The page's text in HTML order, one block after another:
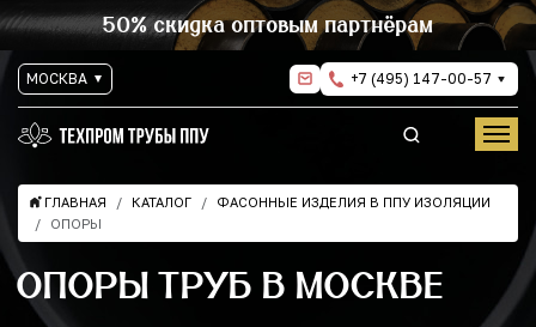
50% скидка оптовым партнёрам
МОСКВА +7 (495) 147-00-57
ГЛАВНАЯ КАТАЛОГ
ФАСОННЫЕ ИЗДЕЛИЯ В ППУ ИЗОЛЯЦИИ
ОПОРЫ
ОПОРЫ ТРУБ В МОСКВЕ